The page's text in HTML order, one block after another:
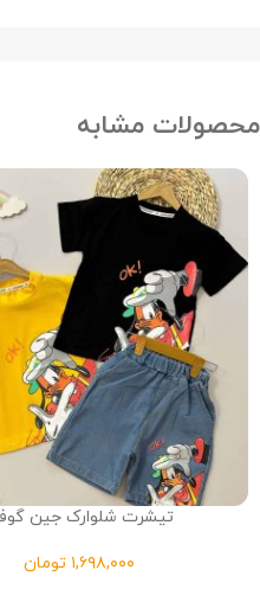
محصولات مشابه
تیشرت شلوارک جین
تومان